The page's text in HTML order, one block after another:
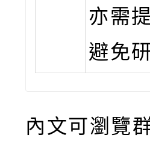
亦需
避免
內文可瀏覽